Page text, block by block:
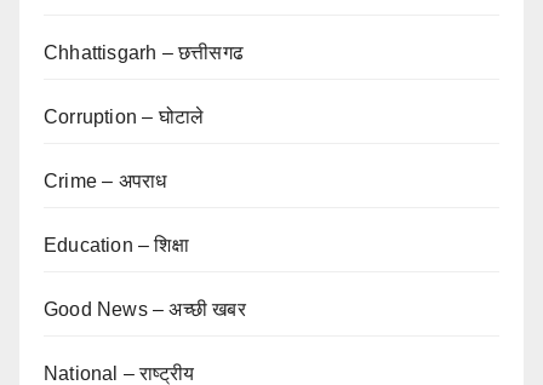
Chhattisgarh – छत्तीसगढ
Corruption – घोटाले
Crime – अपराध
Education – शिक्षा
Good News – अच्छी खबर
National – राष्ट्रीय